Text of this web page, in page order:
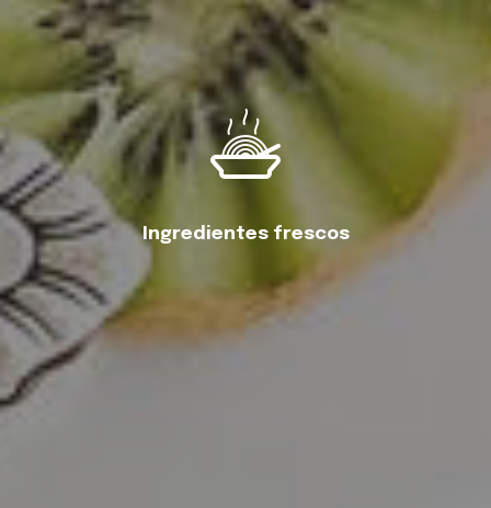
Ingredientes frescos